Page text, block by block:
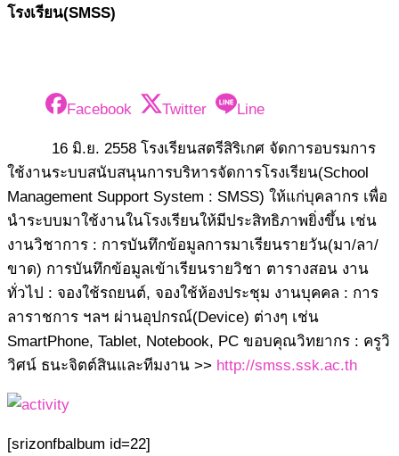
โรงเรียน(SMSS)
Facebook Twitter Line
16 มิ.ย. 2558 โรงเรียนสตรีสิริเกศ จัดการอบรมการ
ใช้งานระบบสนับสนุนการบริหารจัดการโรงเรียน(School
Management Support System : SMSS) ให้แก่บุคลากร เพื่อ
นำระบบมาใช้งานในโรงเรียนให้มีประสิทธิภาพยิ่งขึ้น เช่น
งานวิชาการ : การบันทึกข้อมูลการมาเรียนรายวัน(มา/ลา/
ขาด) การบันทึกข้อมูลเข้าเรียนรายวิชา ตารางสอน งาน
ทั่วไป : จองใช้รถยนต์, จองใช้ห้องประชุม งานบุคคล : การ
ลาราชการ ฯลฯ ผ่านอุปกรณ์(Device) ต่างๆ เช่น
SmartPhone, Tablet, Notebook, PC ขอบคุณวิทยากร : ครูวิ
วิศน์ ธนะจิตต์สินและทีมงาน >> http://smss.ssk.ac.th
[srizonfbalbum id=22]